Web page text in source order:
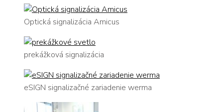
Optická signalizácia Amicus
prekážková signalizácia
eSIGN signalizačné zariadenie werma